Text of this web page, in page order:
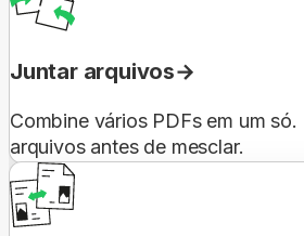
Juntar arquivos
Combine vários PDFs em um só.
arquivos antes de mesclar.